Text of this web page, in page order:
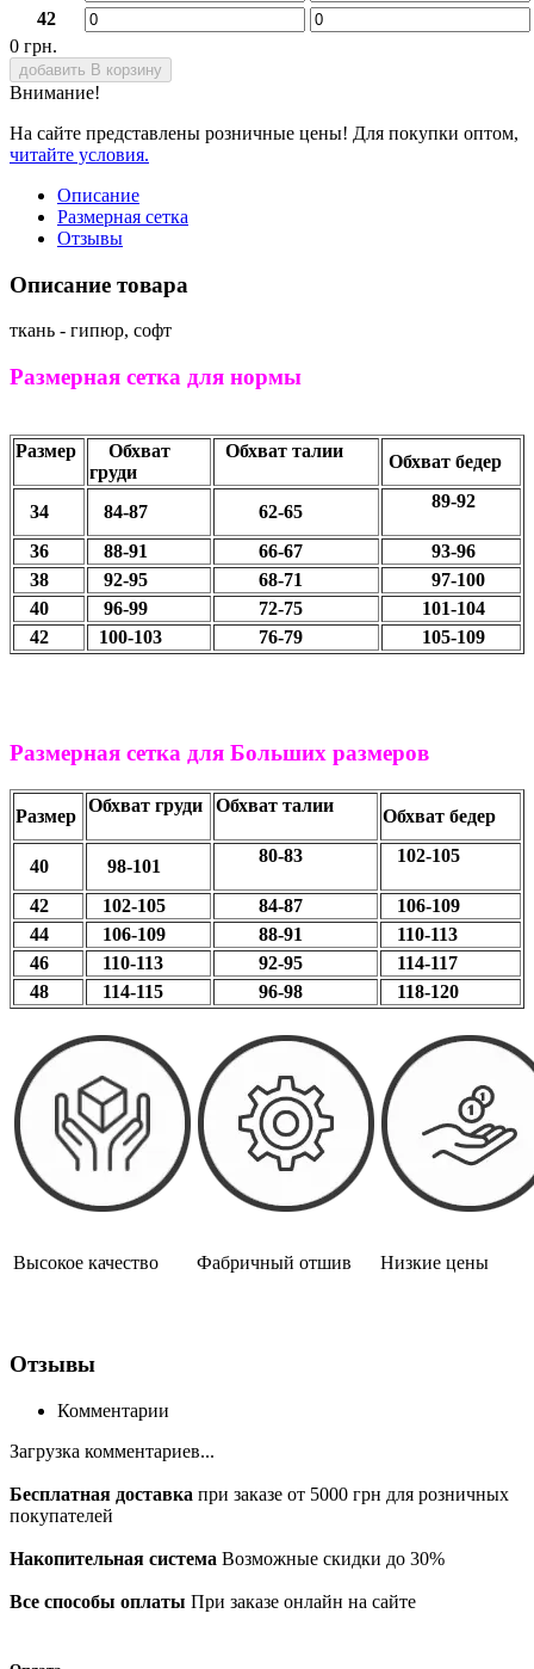
42
0 грн.
добавить В корзину
Внимание!
На сайте представлены розничные цены! Для покупки оптом,
читайте условия.
Описание
Размерная сетка
Отзывы
Описание товара
ткань - гипюр, софт
Размерная сетка для нормы
Размер
Обхват
груди
Обхват талии
Обхват бедер
34 84-87 62-65
89-92
36 88-91 66-67
93-96
38
92-95 68-71
97-100
40
96-99 72-75
101-104
42
100-103 76-79 105-109
Размерная сетка для Больших размеров
Размер
Обхват груди Обхват талии
Обхват бедер
40 98-101
80-83 102-105
42 102-105 84-87
106-109
44
106-109 88-91
110-113
46
110-113 92-95
114-117
48
114-115 96-98 118-120
Высокое качество Фабричный отшив Низкие цены
Отзывы
Комментарии
Загрузка комментариев...
Бесплатная доставка при заказе от 5000 грн для розничных
покупателей
Накопительная система Возможные скидки до 30%
Все способы оплаты При заказе онлайн на сайте